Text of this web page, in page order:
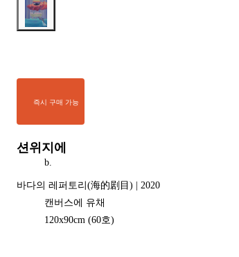
즉시 구매 가능
션위지에
b.
바다의 레퍼토리(海的剧目) | 2020
캔버스에 유채
120x90cm (60호)